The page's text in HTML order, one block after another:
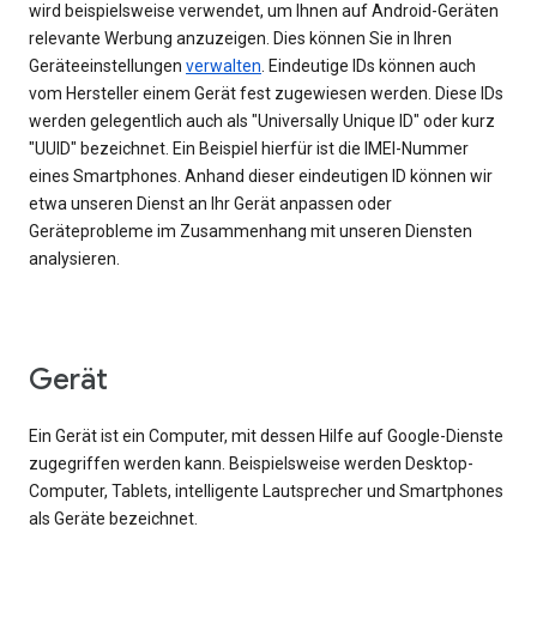
wird beispielsweise verwendet, um Ihnen auf Android-Geräten
relevante Werbung anzuzeigen. Dies können Sie in Ihren
Geräteeinstellungen verwalten. Eindeutige IDs können auch
vom Hersteller einem Gerät fest zugewiesen werden. Diese IDs
werden gelegentlich auch als "Universally Unique ID" oder kurz
"UUID" bezeichnet. Ein Beispiel hierfür ist die IMEI-Nummer
eines Smartphones. Anhand dieser eindeutigen ID können wir
etwa unseren Dienst an Ihr Gerät anpassen oder
Geräteprobleme im Zusammenhang mit unseren Diensten
analysieren.
Gerät
Ein Gerät ist ein Computer, mit dessen Hilfe auf Google-Dienste
zugegriffen werden kann. Beispielsweise werden Desktop-
Computer, Tablets, intelligente Lautsprecher und Smartphones
als Geräte bezeichnet.